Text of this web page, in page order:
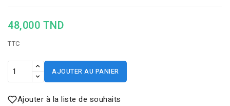
48,000 TND
TTC
AJOUTER AU PANIER
Ajouter à la liste de souhaits